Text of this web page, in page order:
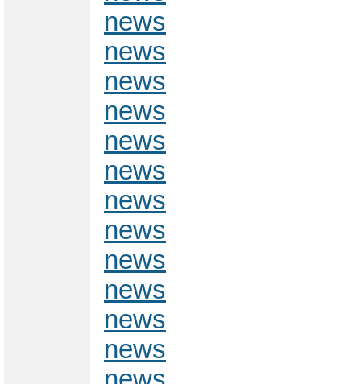
news
news
news
news
news
news
news
news
news
news
news
news